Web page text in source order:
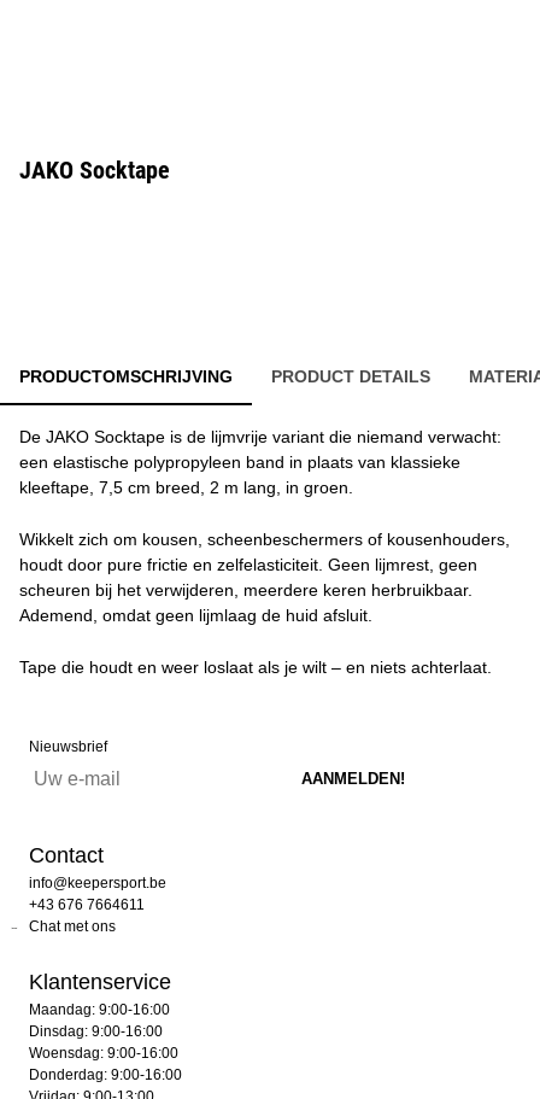
JAKO Socktape
PRODUCTOMSCHRIJVING PRODUCT DETAILS
De JAKO Socktape is de lijmvrije variant die niemand verwacht:
een elastische polypropyleen band in plaats van klassieke
kleeftape, 7,5 cm breed, 2 m lang, in groen.
Wikkelt zich om kousen, scheenbeschermers of kousenhouders,
houdt door pure frictie en zelfelasticiteit. Geen lijmrest, geen
scheuren bij het verwijderen, meerdere keren herbruikbaar.
Ademend, omdat geen lijmlaag de huid afsluit.
Tape die houdt en weer loslaat als je wilt – en niets achterlaat.
Nieuwsbrief
Contact
info@keepersport.be
+43 676 7664611
Chat met ons
Klantenservice
Maandag: 9:00-16:00
Dinsdag: 9:00-16:00
Woensdag: 9:00-16:00
Donderdag: 9:00-16:00